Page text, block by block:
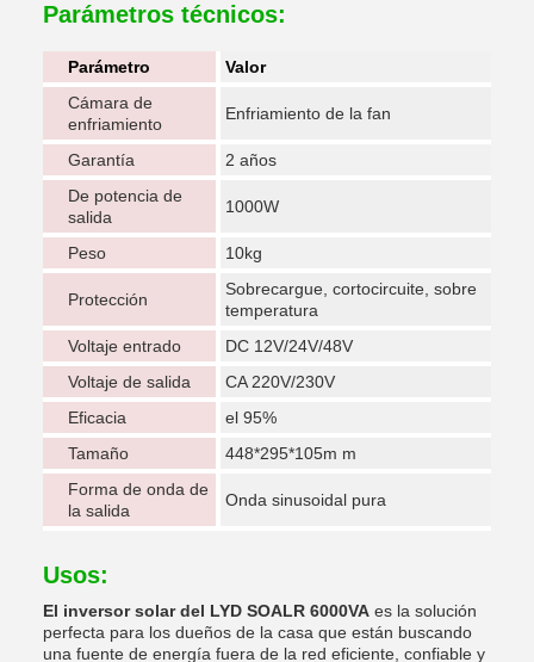
Parámetros técnicos:
Parámetro
Valor
Cámara de
enfriamiento
Enfriamiento de la fan
Garantía
2 años
De potencia de
salida
1000W
Peso 10kg
Protección
Sobrecargue, cortocircuite, sobre
temperatura
Voltaje entrado
DC 12V/24V/48V
Voltaje de salida
CA 220V/230V
Eficacia
el 95%
Tamaño
448*295*105m m
Forma de onda de
la salida
Onda sinusoidal pura
Usos:
El inversor solar del LYD SOALR 6000VA es la solución
perfecta para los dueños de la casa que están buscando
una fuente de energía fuera de la red eficiente, confiable y